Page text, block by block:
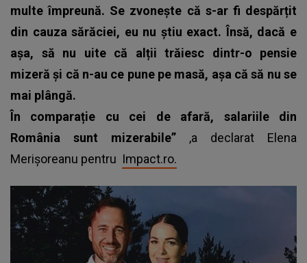
multe împreună. Se zvonește că s-ar fi despărțit
din cauza sărăciei, eu nu știu exact. Însă, dacă e
așa, să nu uite că alții trăiesc dintr-o pensie
mizeră și că n-au ce pune pe masă, așa că să nu se
mai plângă.
În comparație cu cei de afară, salariile din
România sunt mizerabile” ,a declarat Elena
Merișoreanu pentru Impact.ro.